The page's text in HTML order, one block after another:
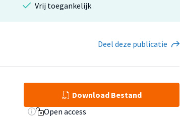
Vrij toegankelijk
Deel deze publicatie
Download Bestand
Open access